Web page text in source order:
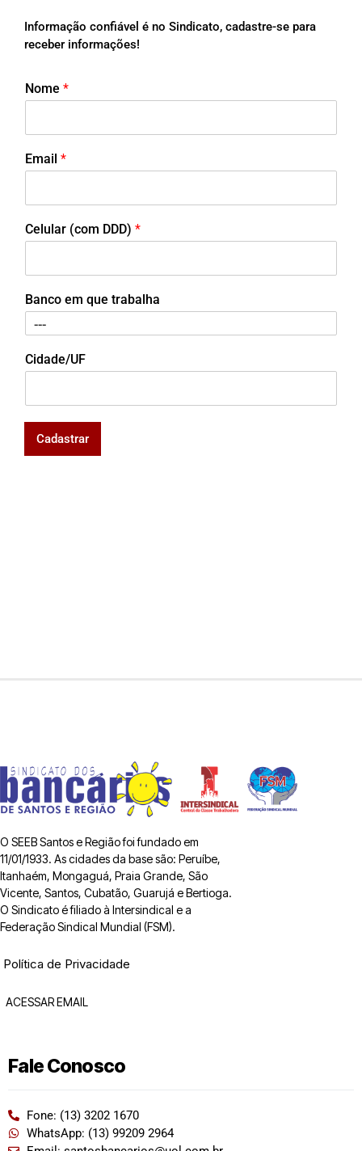
Informação confiável é no Sindicato, cadastre-se para
receber informações!
Nome *
Email *
Celular (com DDD) *
Banco em que trabalha
Cidade/UF
Cadastrar
O SEEB Santos e Região foi fundado em
11/01/1933. As cidades da base são: Peruíbe,
Itanhaém, Mongaguá, Praia Grande, São
Vicente, Santos, Cubatão, Guarujá e Bertioga.
O Sindicato é filiado à Intersindical e a
Federação Sindical Mundial (FSM).
Política de Privacidade
ACESSAR EMAIL
Fale Conosco
Fone: (13) 3202 1670
WhatsApp: (13) 99209 2964